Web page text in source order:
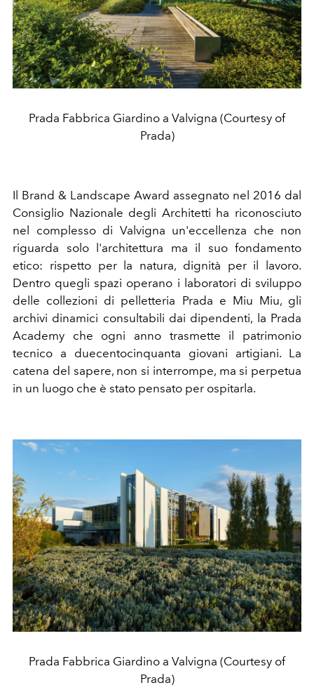
Prada Fabbrica Giardino a Valvigna (Courtesy of
Prada)
Il Brand & Landscape Award assegnato nel 2016 dal
Consiglio Nazionale degli Architetti ha riconosciuto
nel complesso di Valvigna un'eccellenza che non
riguarda solo l'architettura ma il suo fondamento
etico: rispetto per la natura, dignità per il lavoro.
Dentro quegli spazi operano i laboratori di sviluppo
delle collezioni di pelletteria Prada e Miu Miu, gli
archivi dinamici consultabili dai dipendenti, la Prada
Academy che ogni anno trasmette il patrimonio
tecnico a duecentocinquanta giovani artigiani. La
catena del sapere, non si interrompe, ma si perpetua
in un luogo che è stato pensato per ospitarla.
Prada Fabbrica Giardino a Valvigna (Courtesy of
Prada)